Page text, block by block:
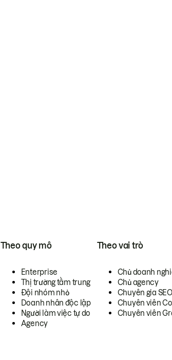
Theo quy mô
Enterprise
Thị trường tầm trung
Đội nhóm nhỏ
Doanh nhân độc lập
Người làm việc tự do
Agency
Theo vai trò
Chủ doanh
Chủ agency
Chuyên gia SEO
Chuyên viên
Chuyên viên